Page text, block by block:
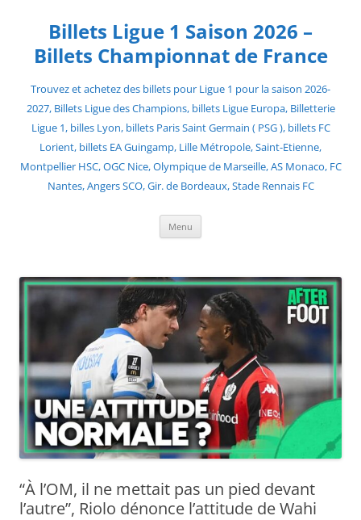
contentBillets Ligue 1 Saison 2026 –
Billets Championnat de France
Trouvez et achetez des billets pour Ligue 1 pour la saison 2026-
2027, Billets Ligue des Champions, billets Ligue Europa, Billetterie
Ligue 1, billes Lyon, billets Paris Saint Germain ( PSG ), billets FC
Lorient, billets EA Guingamp, Lille Métropole, Saint-Etienne,
Montpellier HSC, OGC Nice, Olympique de Marseille, AS Monaco, FC
Nantes, Angers SCO, Gir. de Bordeaux, Stade Rennais FC
Menu
“À l’OM, il ne mettait pas un pied devant
l’autre”, Riolo dénonce l’attitude de Wahi